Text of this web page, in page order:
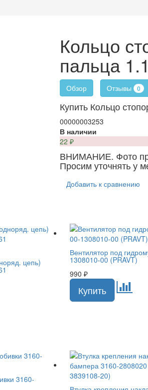
Кольцо
пальца
Обзор Отзывы 0
Купить Кольцо
00000003253
В наличии
22 ₽
ВНИМАНИЕ. Фото
Просим уточнять у
Добавить к сравнению
цепь)
Вентилятор под
1308010-00 (PRAVT)
990 ₽
3160-